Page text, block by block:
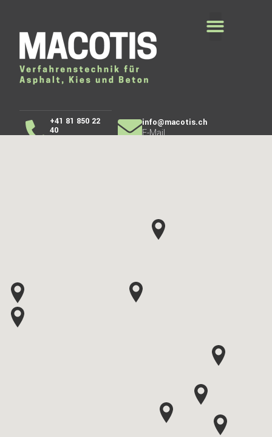
+41 81 850 22
40
info@macotis.ch
E-Mail